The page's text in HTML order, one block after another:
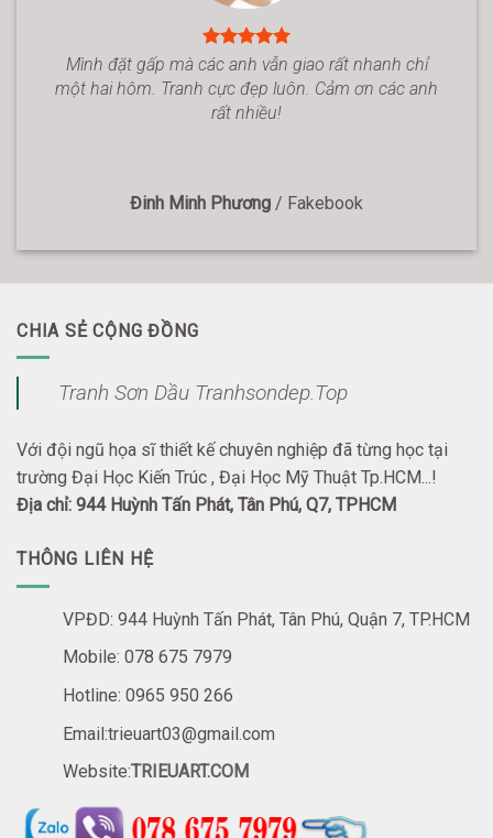
Mình đặt gấp mà các anh vẫn giao rất nhanh chỉ
một hai hôm. Tranh cực đẹp luôn. Cảm ơn các anh
rất nhiều!
Đinh Minh Phương / Fakebook
CHIA SẺ CỘNG ĐỒNG
Tranh Sơn Dầu Tranhsondep.Top
Với đội ngũ họa sĩ thiết kế chuyên nghiệp đã từng học tại
trường Đại Học Kiến Trúc , Đại Học Mỹ Thuật Tp.HCM...!
Địa chỉ: 944 Huỳnh Tấn Phát, Tân Phú, Q7, TPHCM
THÔNG LIÊN HỆ
VPĐD: 944 Huỳnh Tấn Phát, Tân Phú, Quận 7, TP.HCM
Mobile: 078 675 7979
Hotline: 0965 950 266
Email:trieuart03@gmail.com
Website:TRIEUART.COM